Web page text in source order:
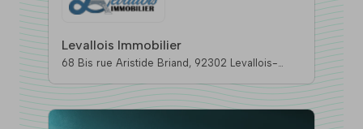
Levallois Immobilier
68 Bis rue Aristide Briand, 92302 Levallois-